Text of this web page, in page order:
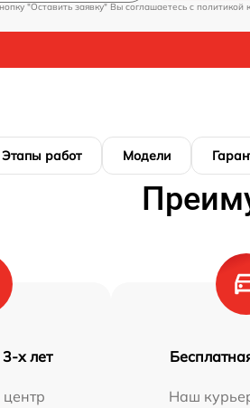
"Оставить заявку" Вы соглашаетесь c политикой
Этапы работ Модели
х лет
Наш